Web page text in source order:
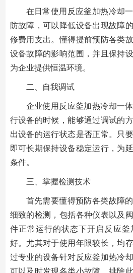
在日常使用反应釜加热冷却
防故障，可以降低设备出现故障
修费用支出。懂得提前预防各类
设备故障的影响范围，并且保持
为企业提供恒温环境。
二、自我调试
企业使用反应釜加热冷却一
行设备的时候，能够通过调试的
出设备的运行状态是否正常。只
即可长期保持设备稳定运行，为
条件。
三、掌握检测技术
首先需要懂得预防各类故障
细致的检测，包括各种仪表以及
件正常运行的状态下开启反应
好。尤其对于使用年限较长，均
过专业的设备针对反应釜加热冷
可以及时发现各类小故障。排除